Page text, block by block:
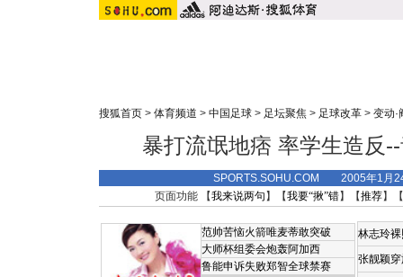
搜狐首页 > 体育频道 > 中国足球 > 足坛聚焦 > 足球改革 > 变动·
暴打流氓地痞 率学生造反
SPORTS.SOHU.COM 2005年1月
页面功能 【我来说两句 】【我要“揪”错】【推荐】
范帅苦恼火箭唯麦蒂敢突破
大师杯组委会炮轰阿加西
鲁能申诉失败郑智全球禁赛
林志玲
张靓颖